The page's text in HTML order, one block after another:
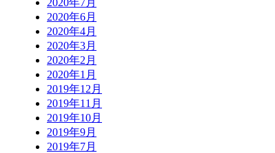
2020年6月
2020年4月
2020年3月
2020年2月
2020年1月
2019年12月
2019年11月
2019年10月
2019年9月
2019年7月